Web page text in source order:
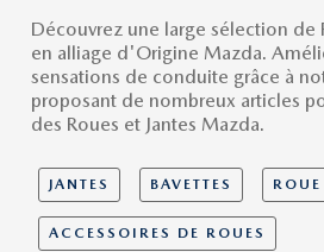
Découvrez une large sélection de
en alliage d'Origine Mazda.
sensations de conduite grâce à
proposant de nombreux articles
des Roues et Jantes Mazda.
JANTES BAVETTES
ACCESSOIRES DE ROUES